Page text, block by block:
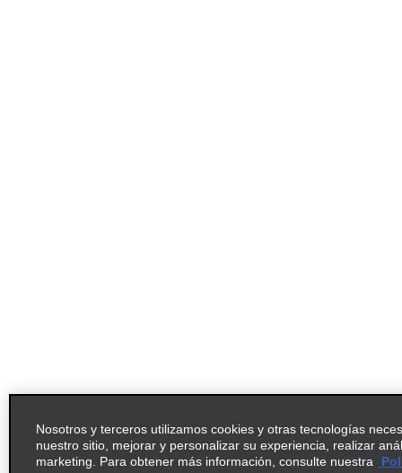
Nosotros y terceros utilizamos cookies y otras tecnologías
nuestro sitio, mejorar y personalizar su experiencia, realizar
marketing. Para obtener más información, consulte nuestra